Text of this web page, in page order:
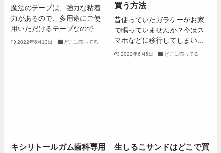
魔法のテープは、強力な粘着
力があるので、多用途にご使
用いただけるテープなので...
2022年6月13日 どこに売ってる
買う方法
昔使っていたガラケーがお家
で眠っていませんか？今はス
マホなどに移行してしまい...
2022年6月5日 どこに売ってる
キシリトールガム歯科専用
生しるこサンドはどこで買